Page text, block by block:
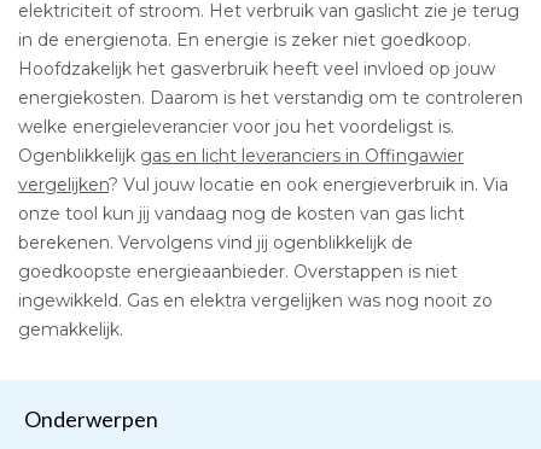
elektriciteit of stroom. Het verbruik van gaslicht zie je terug
in de energienota. En energie is zeker niet goedkoop.
Hoofdzakelijk het gasverbruik heeft veel invloed op jouw
energiekosten. Daarom is het verstandig om te controleren
welke energieleverancier voor jou het voordeligst is.
Ogenblikkelijk gas en licht leveranciers in Offingawier
vergelijken? Vul jouw locatie en ook energieverbruik in. Via
onze tool kun jij vandaag nog de kosten van gas licht
berekenen. Vervolgens vind jij ogenblikkelijk de
goedkoopste energieaanbieder. Overstappen is niet
ingewikkeld. Gas en elektra vergelijken was nog nooit zo
gemakkelijk.
Onderwerpen